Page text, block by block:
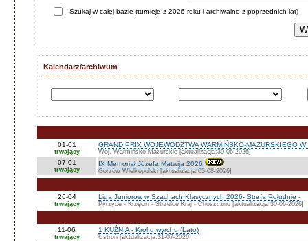
Szukaj w całej bazie (turnieje z 2026 roku i archiwalne z poprzednich lat)
Kalendarz/archiwum
01-01
trwający
GRAND PRIX WOJEWÓDZTWA WARMIŃSKO-MAZURSKIEGO
Woj. Warmińsko-Mazurskie [aktualizacja:30-06-2026]
07-01
trwający
IX Memoriał Józefa Matwija 2026
Gorzów Wielkopolski [aktualizacja:05-08-2026]
26-04
trwający
Liga Juniorów w Szachach Klasycznych 2026- Strefa Południe -
Pyrzyce - Krzęcin - Strzelce Kraj - Choszczno [aktualizacja:30-06-2026]
11-06
trwający
1 KUŹNIA - Król u wyrchu (Lato)
Ustroń [aktualizacja:31-07-2026]